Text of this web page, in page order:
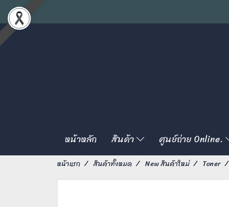
หน้าหลัก สินค้า ศูนย์ถ่าย Online.
หน้าแรก สินค้าทั้งหมด New สินค้าใหม่ Toner